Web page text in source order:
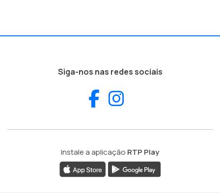
Siga-nos nas redes sociais
Facebook
Instale a aplicação RTP Play